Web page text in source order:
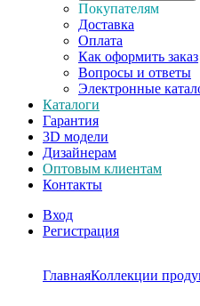
Покупателям
Доставка
Оплата
Как оформить заказ
Вопросы и ответы
Электронные
Каталоги
Гарантия
3D модели
Дизайнерам
Оптовым клиентам
Контакты
Вход
Регистрация
ГлавнаяКоллекции